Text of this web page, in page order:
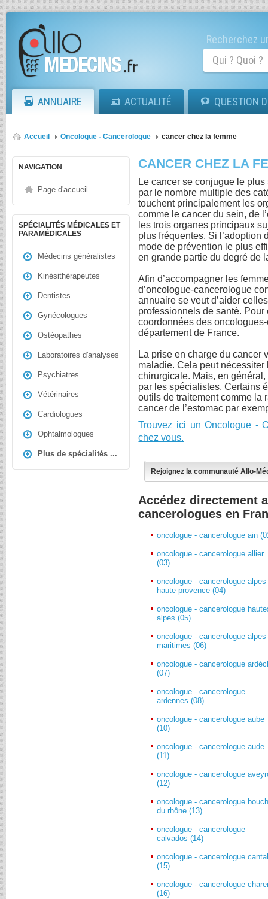
Recherchez
ANNUAIRE ACTUALITÉ QUESTION
Accueil Oncologue - Cancerologue cancer chez la femme
NAVIGATION
Page d'accueil
SPÉCIALITÉS MÉDICALES ET
PARAMÉDICALES
Médecins généralistes
Kinésithérapeutes
Dentistes
Gynécologues
Ostéopathes
Laboratoires d'analyses
Psychiatres
Vétérinaires
Cardiologues
Ophtalmologues
Plus de spécialités ...
CANCER CHEZ LA
Le cancer se conjugue le
par le nombre multiple des
touchent principalement les
comme le cancer du sein, de
les trois organes principaux
plus fréquentes. Si l’adoption
mode de prévention le plus
en grande partie du degré de
Afin d’accompagner les
d’oncologue-cancerologue
annuaire se veut d’aider
professionnels de santé.
coordonnées des
département de France.
La prise en charge du cancer
maladie. Cela peut
chirurgicale. Mais, en
par les spécialistes. Certains
outils de traitement comme la
cancer de l’estomac par
Trouvez ici un Oncologue -
chez vous.
Rejoignez la communauté Allo-
Accédez directement
cancerologues en
oncologue - cancerologue ain
oncologue - cancerologue allier
(03)
oncologue - cancerologue alpes
haute provence (04)
oncologue - cancerologue
alpes (05)
oncologue - cancerologue alpes
maritimes (06)
oncologue - cancerologue
(07)
oncologue - cancerologue
ardennes (08)
oncologue - cancerologue aube
(10)
oncologue - cancerologue aude
(11)
oncologue - cancerologue
(12)
oncologue - cancerologue
du rhône (13)
oncologue - cancerologue
calvados (14)
oncologue - cancerologue
(15)
oncologue - cancerologue
(16)